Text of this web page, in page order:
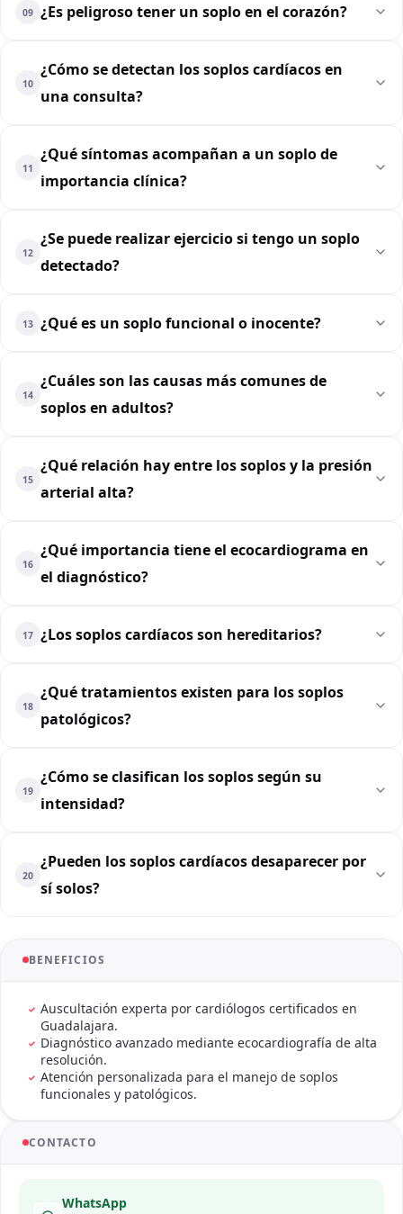
09 ¿Es peligroso tener un soplo en el corazón?
10
¿Cómo se detectan los soplos cardíacos en
una consulta?
11
¿Qué síntomas acompañan a un soplo de
importancia clínica?
12
¿Se puede realizar ejercicio si tengo un soplo
detectado?
13 ¿Qué es un soplo funcional o inocente?
14
¿Cuáles son las causas más comunes de
soplos en adultos?
15
¿Qué relación hay entre los soplos y la presión
arterial alta?
16
¿Qué importancia tiene el ecocardiograma en
el diagnóstico?
17 ¿Los soplos cardíacos son hereditarios?
18
¿Qué tratamientos existen para los soplos
patológicos?
19
¿Cómo se clasifican los soplos según su
intensidad?
20
¿Pueden los soplos cardíacos desaparecer por
sí solos?
BENEFICIOS
Auscultación experta por cardiólogos certificados en
Guadalajara.
Diagnóstico avanzado mediante ecocardiografía de alta
resolución.
Atención personalizada para el manejo de soplos
funcionales y patológicos.
CONTACTO
WhatsApp